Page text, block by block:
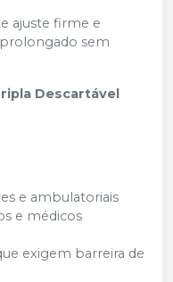
ajuste firme e
sem
Descartável
e ambulatoriais
e médicos
exigem barreira de